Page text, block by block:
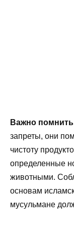
Важно помнить
запреты, они
чистоту
определенные
животными.
основам
мусульмане